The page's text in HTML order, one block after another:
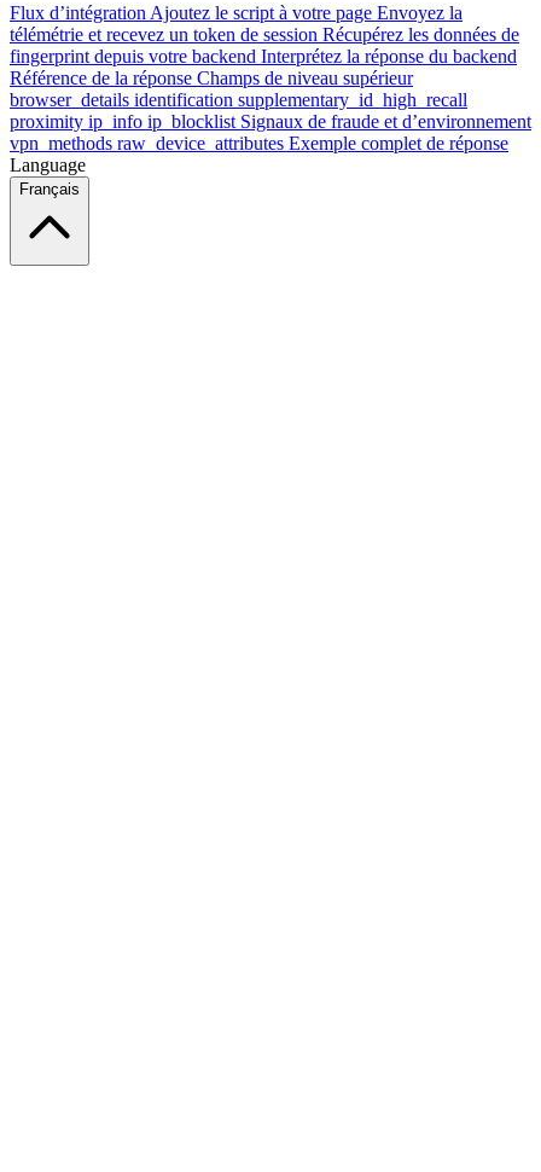
Flux d’intégration Ajoutez le script à votre page Envoyez la
télémétrie et recevez un token de session Récupérez les données de
fingerprint depuis votre backend Interprétez la réponse du backend
Référence de la réponse Champs de niveau supérieur
browser_details identification supplementary_id_high_recall
proximity ip_info ip_blocklist Signaux de fraude et d’environnement
vpn_methods raw_device_attributes Exemple complet de réponse
Language
Français